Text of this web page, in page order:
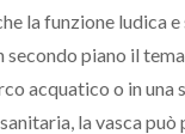
la funzione ludica
piano il
acquatico o in
la vasca